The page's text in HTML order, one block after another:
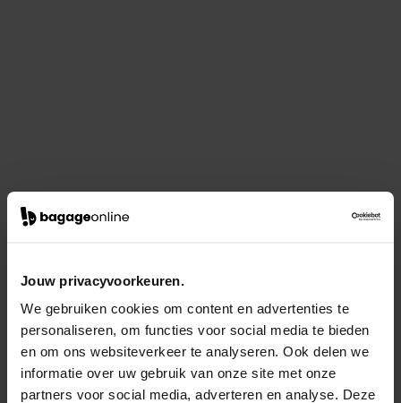
Jouw privacyvoorkeuren.
We gebruiken cookies om content en advertenties te
personaliseren, om functies voor social media te bieden
en om ons websiteverkeer te analyseren. Ook delen we
informatie over uw gebruik van onze site met onze
partners voor social media, adverteren en analyse. Deze